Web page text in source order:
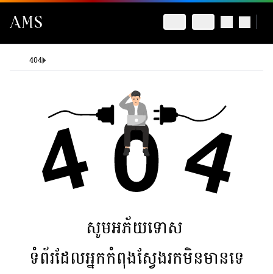
404
សូមអភ័យទោស
ទំព័រដែលអ្នកកំពុងស្វែងរកមិនមានទេ